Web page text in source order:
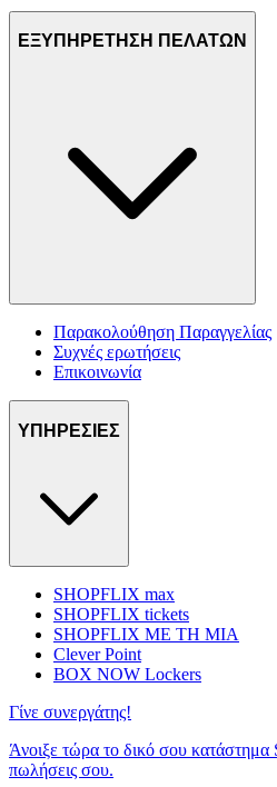
ΕΞΥΠΗΡΕΤΗΣΗ ΠΕΛΑΤΩΝ
Παρακολούθηση Παραγγελίας
Συχνές ερωτήσεις
Επικοινωνία
ΥΠΗΡΕΣΙΕΣ
SHOPFLIX max
SHOPFLIX tickets
SHOPFLIX ΜΕ ΤΗ ΜΙΑ
Clever Point
BOX NOW Lockers
Γίνε συνεργάτης!
Άνοιξε τώρα το δικό σου
πωλήσεις σου.